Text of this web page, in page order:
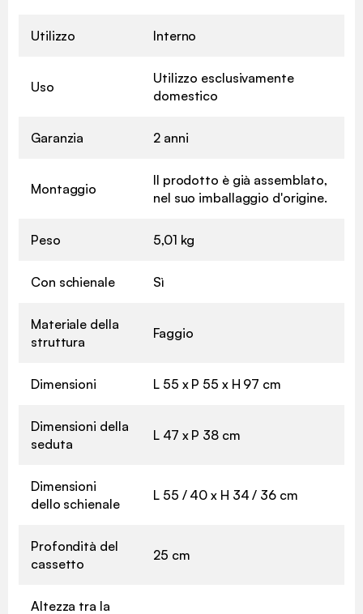
Utilizzo Interno
Uso
Utilizzo esclusivamente
domestico
Garanzia 2 anni
Montaggio
Il prodotto è già assemblato,
nel suo imballaggio d'origine.
Peso 5,01 kg
Con schienale Sì
Materiale della
struttura
Faggio
Dimensioni L 55 x P 55 x H 97 cm
Dimensioni della
seduta
L 47 x P 38 cm
Dimensioni
dello schienale
L 55 / 40 x H 34 / 36 cm
Profondità del
cassetto
25 cm
Altezza tra la